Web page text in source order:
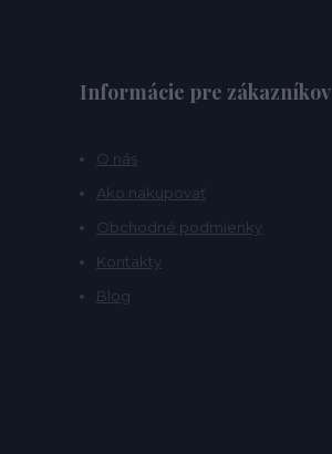
Informácie pre zákazníkov
O nás
Ako nakupovať
Obchodné podmienky
Kontakty
Blog